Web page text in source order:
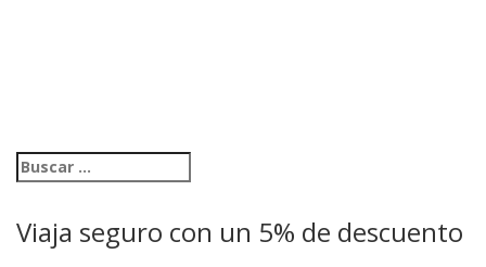
Viaja seguro con un 5% de descuento